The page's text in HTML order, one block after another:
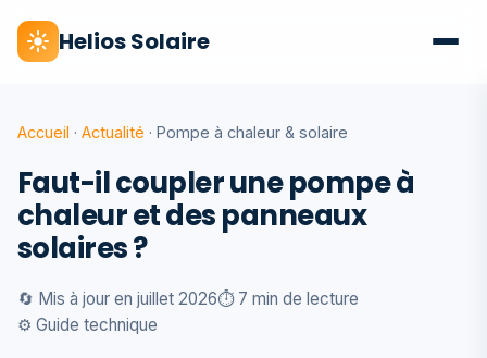
Helios Solaire
Accueil · Actualité · Pompe à chaleur & solaire
Faut-il coupler une pompe à
chaleur et des panneaux
solaires ?
🔄 Mis à jour en juillet 2026⏱️ 7 min de lecture
⚙️ Guide technique